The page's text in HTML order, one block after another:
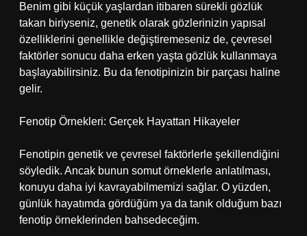
Benim gibi küçük yaşlardan itibaren sürekli gözlük
takan biriyseniz, genetik olarak gözlerinizin yapısal
özelliklerini genellikle değiştiremeseniz de, çevresel
faktörler sonucu daha erken yaşta gözlük kullanmaya
başlayabilirsiniz. Bu da fenotipinizin bir parçası haline
gelir.
Fenotip Örnekleri: Gerçek Hayattan Hikayeler
Fenotipin genetik ve çevresel faktörlerle şekillendiğini
söyledik. Ancak bunun somut örneklerle anlatılması,
konuyu daha iyi kavrayabilmemizi sağlar. O yüzden,
günlük hayatımda gördüğüm ya da tanık olduğum bazı
fenotip örneklerinden bahsedeceğim.